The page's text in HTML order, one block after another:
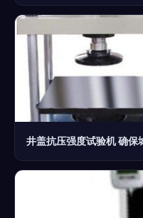
井盖抗压强度试验机 确保